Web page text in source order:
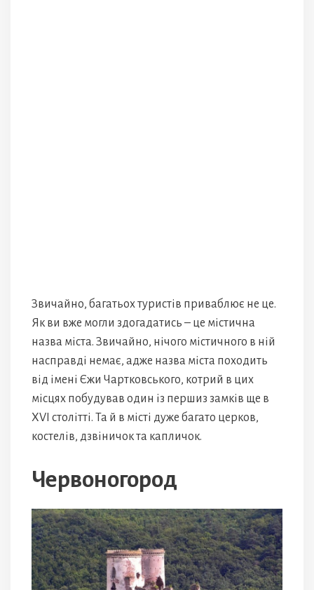
Звичайно, багатьох туристів приваблює не це.
Як ви вже могли здогадатись – це містична
назва міста. Звичайно, нічого містичного в ній
насправді немає, адже назва міста походить
від імені Єжи Чартковського, котрий в цих
місцях побудував один із першиз замків ще в
XVI столітті. Та й в місті дуже багато церков,
костелів, дзвіничок та капличок.
Червоногород